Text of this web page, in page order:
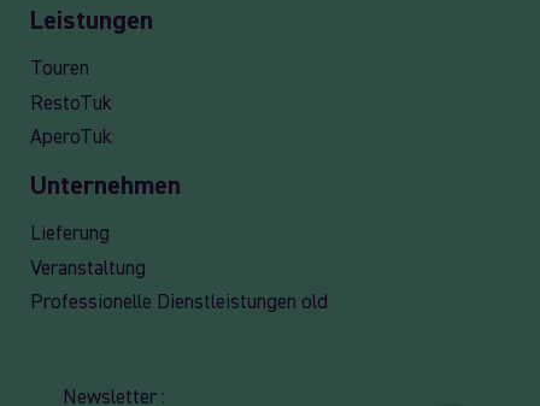
Leistungen
Touren
RestoTuk
AperoTuk
Unternehmen
Lieferung
Veranstaltung
Professionelle Dienstleistungen old
Newsletter :